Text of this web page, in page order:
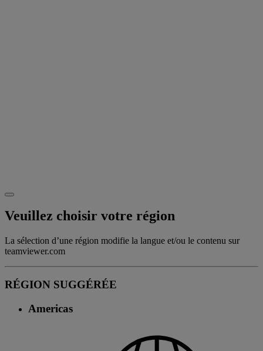
Veuillez choisir votre région
La sélection d’une région modifie la langue et/ou le contenu sur
teamviewer.com
RÉGION SUGGÉRÉE
Americas